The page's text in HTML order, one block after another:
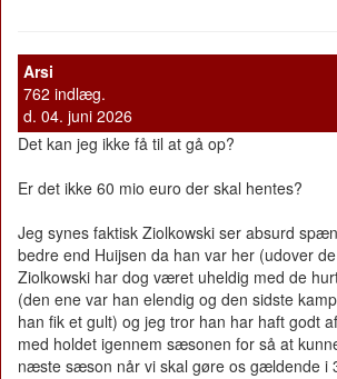
Arsi
762 indlæg.
d. 04. juni 2026
Det kan jeg ikke få til at gå op?
Er det ikke 60 mio euro der skal hentes?
Jeg synes faktisk Ziolkowski ser absurd
bedre end Huijsen da han var her (udover
Ziolkowski har dog været uheldig med de
(den ene var han elendig og den sidste
han fik et gult) og jeg tror han har haft godt
med holdet igennem sæsonen for så at
næste sæson når vi skal gøre os gældende i